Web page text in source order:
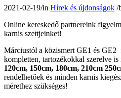
2021-02-19/in Hírek és újdonságok /
Online kereskedő partnereink
karnis szettjeinket!
Márciustól a közismert GE1 és GE2
kompletten, tartozékokkal szerelve
120cm, 150cm, 180cm, 210cm
rendelhetőek és minden karnis
mérethez szükséges!